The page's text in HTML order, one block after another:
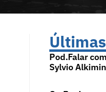
Últimas
Pod.Falar
Sylvio Alkimin